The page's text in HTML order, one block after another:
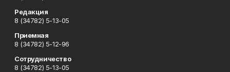
Редакция
8 (34782) 5-13-05
Приемная
8 (34782) 5-12-96
Сотрудничество
8 (34782) 5-13-05